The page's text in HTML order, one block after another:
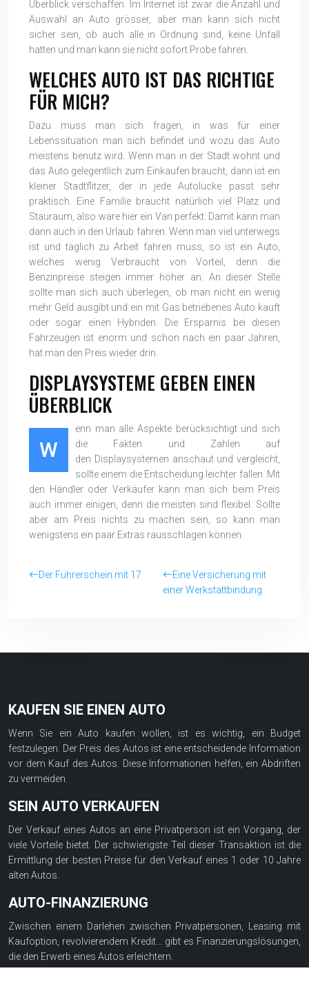
Überblick verschaffen. Im Internet ist zwar die Anzahl und
Auswahl an Auto grösser, aber man kann sich nicht
sicher sein, ob auch alle in Ordnung sind, keine Unfall
hatten und man kann sie nicht sofort Probe fahren.
WELCHES AUTO IST DAS RICHTIGE
FÜR MICH?
Dazu muss man sich fragen, in was für einer
Lebenssituation man sich befindet und wozu das Auto
meistens benutz wird. Wenn man in der Stadt wohnt und
das Auto gelegentlich zum Einkaufen braucht, dann ist ein
kleiner Stadtflitzer, der in jede Autolücke passt sehr
praktisch. Eine Familie braucht natürlich viel Platz und
Stauraum, also wäre hier ein Van perfekt. Damit kann man
dann auch in den Urlaub fahren. Wenn man viel unterwegs
ist und täglich zu Arbeit fahren muss, so ist ein Auto,
welches wenig Verbraucht von Vorteil, denn die
Benzinpreise steigen immer höher an. An dieser Stelle
sollte man sich auch überlegen, ob man nicht ein wenig
mehr Geld ausgibt und ein mit Gas betriebenes Auto kauft
oder sogar einen Hybriden. Die Ersparnis bei diesen
Fahrzeugen ist enorm und schon nach ein paar Jahren,
hat man den Preis wieder drin.
DISPLAYSYSTEME GEBEN EINEN
ÜBERBLICK
W
enn man alle Aspekte berücksichtigt und sich
die Fakten und Zahlen auf
den Displaysystemen anschaut und vergleicht,
sollte einem die Entscheidung leichter fallen. Mit
den Händler oder Verkäufer kann man sich beim Preis
auch immer einigen, denn die meisten sind flexibel. Sollte
aber am Preis nichts zu machen sein, so kann man
wenigstens ein paar Extras rausschlagen können.
Der Führerschein mit 17
Eine Versicherung mit
einer Werkstattbindung
KAUFEN SIE EINEN AUTO
Wenn Sie ein Auto kaufen wollen, ist es wichtig, ein Budget
festzulegen. Der Preis des Autos ist eine entscheidende Information
vor dem Kauf des Autos. Diese Informationen helfen, ein Abdriften
zu vermeiden.
SEIN AUTO VERKAUFEN
Der Verkauf eines Autos an eine Privatperson ist ein Vorgang, der
viele Vorteile bietet. Der schwierigste Teil dieser Transaktion ist die
Ermittlung der besten Preise für den Verkauf eines 1 oder 10 Jahre
alten Autos.
AUTO-FINANZIERUNG
Zwischen einem Darlehen zwischen Privatpersonen, Leasing mit
Kaufoption, revolvierendem Kredit… gibt es Finanzierungslösungen,
die den Erwerb eines Autos erleichtern.